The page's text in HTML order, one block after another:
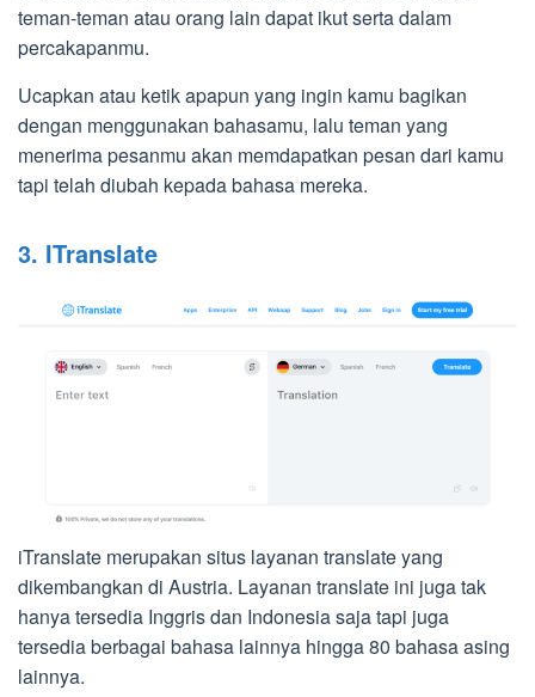
teman-teman atau orang lain dapat ikut serta dalam
percakapanmu.
Ucapkan atau ketik apapun yang ingin kamu bagikan
dengan menggunakan bahasamu, lalu teman yang
menerima pesanmu akan memdapatkan pesan dari kamu
tapi telah diubah kepada bahasa mereka.
3. ITranslate
iTranslate merupakan situs layanan translate yang
dikembangkan di Austria. Layanan translate ini juga tak
hanya tersedia Inggris dan Indonesia saja tapi juga
tersedia berbagai bahasa lainnya hingga 80 bahasa asing
lainnya.